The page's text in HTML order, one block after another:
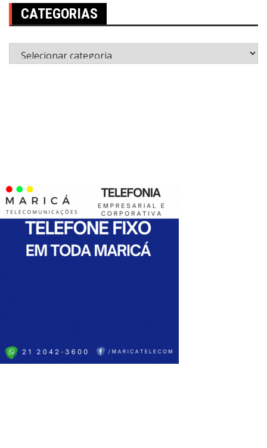
CATEGORIAS
Categorias